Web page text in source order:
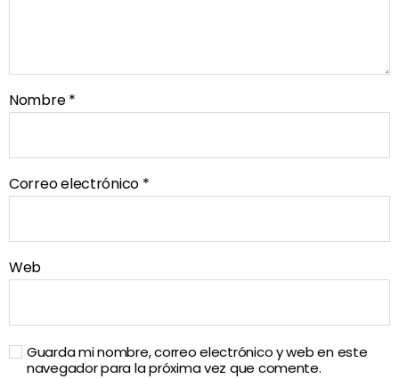
Nombre*
Correo electrónico *
Web
Guarda mi nombre, correo electrónico y web en este
navegador para la próxima vez que comente.